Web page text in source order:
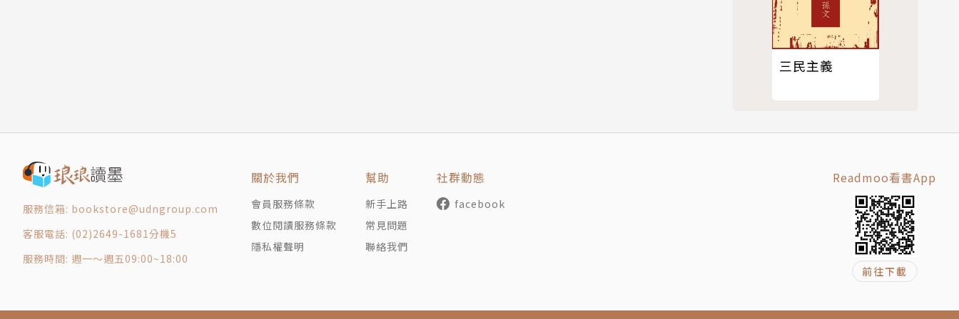
險。本書預測了中國和外部世界的關系可能會如何發展。它會變得像融合了不同族群並控制了鄰國的美國嗎？還是會像英
國或俄羅斯一樣放棄帝國的虛名？在當代國際關係與東亞歷史中，中國對我們來說最是最重要的國家，而《躁動的帝國》
這本書將有助於你深入理解這個國家的近代與未來，以及它複雜的內在動力，如何與它的周邊（如北韓、日本、越南，還
有台灣）發生關連。
如何讓歷史在重演時，不是令人感到啼笑皆非的鬧劇？中國躁動不安的狀態，從哪裡來？又去向何方？本書將帶給我們無
三民主義
服務信箱: bookstore@udngroup.com
客服電話: (02)2649-1681分機5
服務時間: 週一～週五09:00~18:00
關於我們
會員服務條款
數位閱讀服務條款
隱私權聲明
幫助
新手上路
常見問題
聯絡我們
社群動態
facebook
Readmoo看書App
前往下載